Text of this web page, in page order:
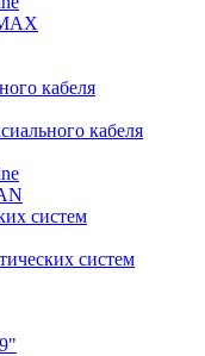
кабеля
кабеля
систем
систем